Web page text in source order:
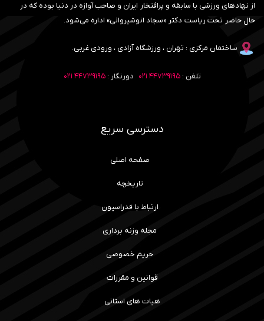
از نهادهای ورزشی با سابقه و پرافتخار ایران و صاحب آوازه در دنیا بوده که در
حال حاضر تحت ریاست دکتر «سجاد انوشیروانی» اداره می‌شود.
ساختمان مرکزی : تهران ، ورزشگاه آزادی ، ورودی غربی.
تلفن :۴۴۷۳۹۱۹۵ ۰۲۱ دورنگار :۴۴۷۳۹۱۹۵ ۰۲۱
دسترسی سریع
صفحه اصلی
تاریخچه
ارتباط با فدراسیون
مجله وزنه برداری
حریم خصوصی
قوانین و مقررات
هیات های استانی